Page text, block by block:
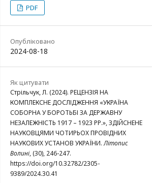
PDF
Опубліковано
2024-08-18
Як цитувати
Стрільчук, Л. (2024). РЕЦЕНЗІЯ НА
КОМПЛЕКСНЕ ДОСЛІДЖЕННЯ «УКРАЇНА
СОБОРНА У БОРОТЬБІ ЗА ДЕРЖАВНУ
НЕЗАЛЕЖНІСТЬ 1917 – 1923 РР.», ЗДІЙСНЕНЕ
НАУКОВЦЯМИ ЧОТИРЬОХ ПРОВІДНИХ
НАУКОВИХ УСТАНОВ УКРАЇНИ.Літопис
Волині, (30), 246-247.
https://doi.org/10.32782/2305-
9389/2024.30.41